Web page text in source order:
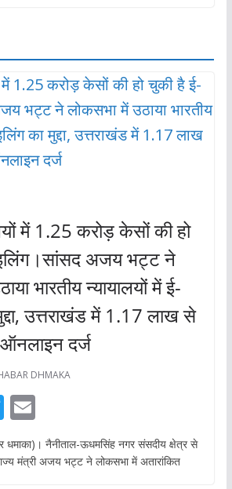
में 1.25 करोड़ केसों की हो
अजय भट्ट ने
भारतीय न्यायालयों में ई-
उत्तराखंड में 1.17 लाख से
दर्ज
DHMAKA
T
w
itt
E
m
ai
धमाका)। नैनीताल-ऊधमसिंह नगर संसदीय क्षेत्र से
मंत्री अजय भट्ट ने लोकसभा में अतारांकित